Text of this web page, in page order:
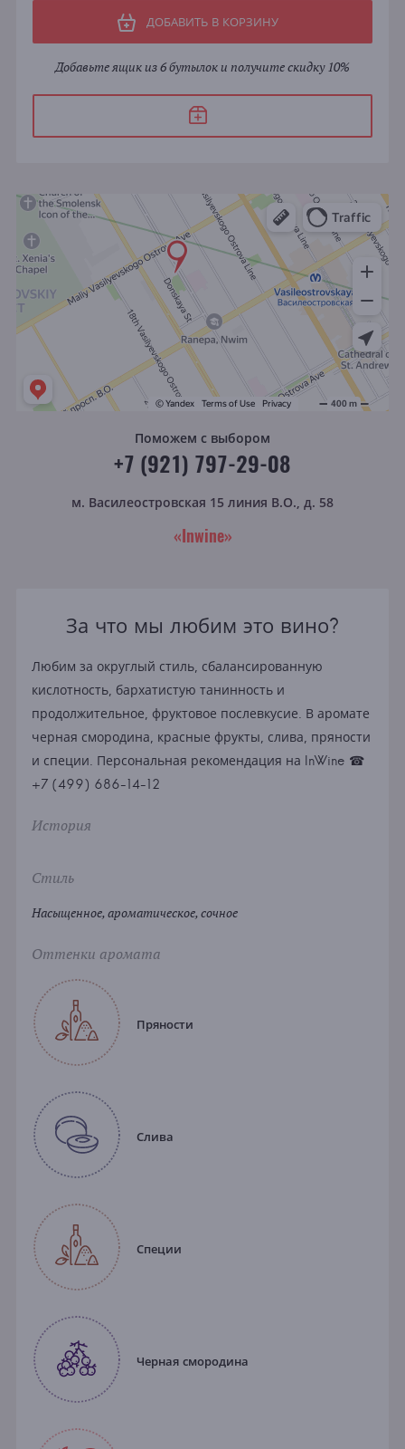
ДОБАВИТЬ В КОРЗИНУ
Добавьте ящик из 6 бутылок и получите скидку 10%
Поможем с выбором
+7 (921) 797-29-08
м. Василеостровская 15 линия В.О., д. 58
«Inwine»
За что мы любим это вино?
Любим за округлый стиль, сбалансированную
кислотность, бархатистую танинность и
продолжительное, фруктовое послевкусие. В аромате
черная смородина, красные фрукты, слива, пряности
и специи. Персональная рекомендация на InWine ☎
+7 (499) 686-14-12
История
Стиль
Насыщенное, ароматическое, сочное
Оттенки аромата
Пряности
Слива
Специи
Черная смородина